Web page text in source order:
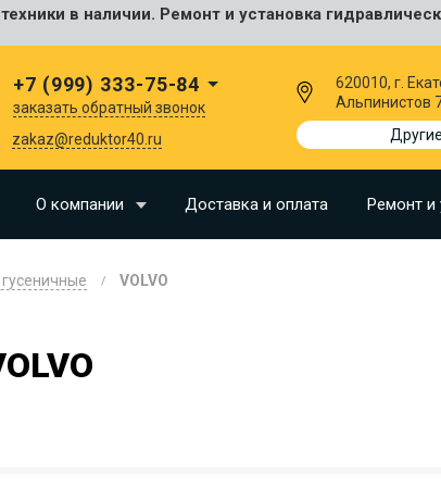
в наличии. Ремонт и установка
+7 (999) 333-75-84
заказать обратный звонок
zakaz@reduktor40.ru
620010, г.
Альпинистов
О компании Доставка и оплата Ремонт и
гусеничные VOLVO